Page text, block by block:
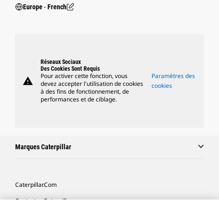
Europe ‧ French
warning
Réseaux Sociaux
Des Cookies Sont Requis
Pour activer cette fonction, vous
devez accepter l'utilisation de cookies
à des fins de fonctionnement, de
performances et de ciblage.
Paramètres des
cookies
Marques Caterpillar
Caterpillar.com